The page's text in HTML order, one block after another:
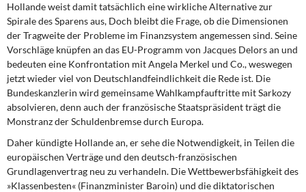
Hollande weist damit tatsächlich eine wirkliche Alternative zur
Spirale des Sparens aus, Doch bleibt die Frage, ob die Dimensionen
der Tragweite der Probleme im Finanzsystem angemessen sind. Seine
Vorschläge knüpfen an das EU-Programm von Jacques Delors an und
bedeuten eine Konfrontation mit Angela Merkel und Co., weswegen
jetzt wieder viel von Deutschlandfeindlichkeit die Rede ist. Die
Bundeskanzlerin wird gemeinsame Wahlkampfauftritte mit Sarkozy
absolvieren, denn auch der französische Staatspräsident trägt die
Monstranz der Schuldenbremse durch Europa.
Daher kündigte Hollande an,er sehe die Notwendigkeit, in Teilen die
europäischen Verträge und den deutsch-französischen
Grundlagenvertrag neu zu verhandeln. Die Wettbewerbsfähigkeit des
»Klassenbesten« (Finanzminister Baroin) und die diktatorischen